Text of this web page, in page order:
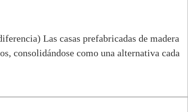
Las casas prefabricadas de madera
consolidándose como una alternativa cada